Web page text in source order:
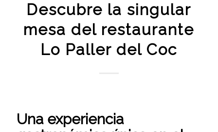
Descubre la singular
mesa del restaurante
Lo Paller del Coc
Una experiencia